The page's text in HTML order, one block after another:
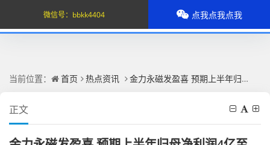
当前位置： 首页 热点资讯 金力永磁发盈喜 预期上半年归母净利润4亿至4.6亿元同比增长31.17至50.84%
正文
微信号： bbkk4404 点我点我点我